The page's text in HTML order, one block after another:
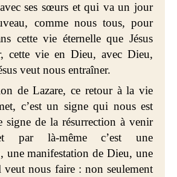
ses sœurs et qui va un jour
comme nous tous, pour
cette vie éternelle que Jésus
cette vie en Dieu, avec Dieu,
veut nous entraîner.
de Lazare, ce retour à la vie
c’est un signe qui nous est
signe de la résurrection à venir
par là-même c’est une
une manifestation de Dieu, une
veut nous faire : non seulement